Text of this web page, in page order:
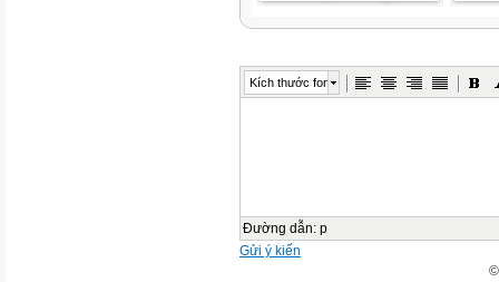
Kích thước font
Đường dẫn: p
Gửi ý kiến